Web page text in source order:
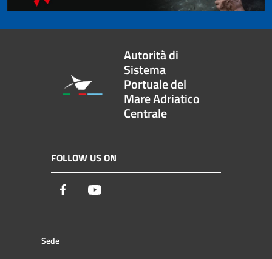
Autorità di
Sistema
Portuale del
Mare Adriatico
Centrale
FOLLOW US ON
Facebook
Sede